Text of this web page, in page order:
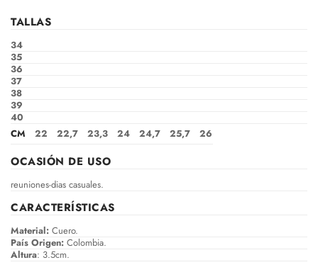
TALLAS
34
35
36
37
38
39
40
CM
22 22,7 23,3 24 24,7 25,7 26
OCASIÓN DE USO
reuniones-dias casuales.
CARACTERÍSTICAS
Material: Cuero.
País Origen: Colombia.
Altura: 3.5cm.